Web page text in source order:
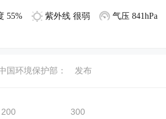
55% 紫外线 很弱 气压 841hPa
国环境保护部： 发布